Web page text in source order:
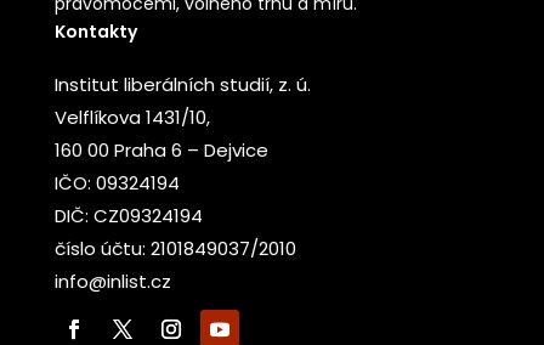
Kontakty
Institut liberálních studií, z. ú.
Velflíkova 1431/10,
160 00 Praha 6 – Dejvice
IČO: 09324194
DIČ: CZ09324194
číslo účtu: 2101849037/2010
info@inlist.cz